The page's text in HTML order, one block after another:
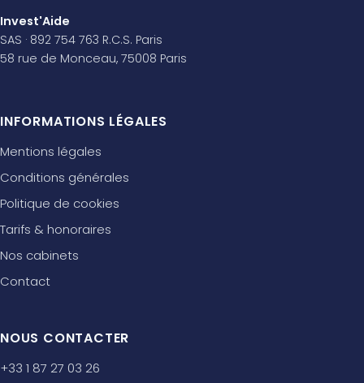
Invest'Aide
SAS · 892 754 763 R.C.S. Paris
58 rue de Monceau, 75008 Paris
INFORMATIONS LÉGALES
Mentions légales
Conditions générales
Politique de cookies
Tarifs & honoraires
Nos cabinets
Contact
NOUS CONTACTER
+33 1 87 27 03 26